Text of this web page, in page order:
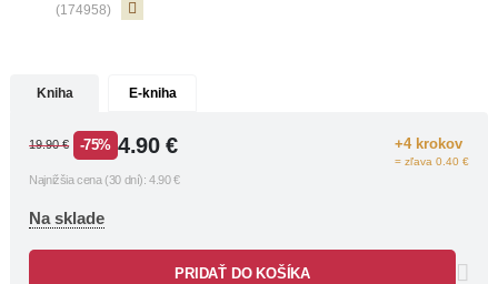
(174958)
Kniha E-kniha
+4 krokov
= zľava 0.40 €
19.90€ -75% 4.90 €
Najnižšia cena (30 dní):4.90 €
Na sklade
PRIDAŤ DO KOŠÍKA